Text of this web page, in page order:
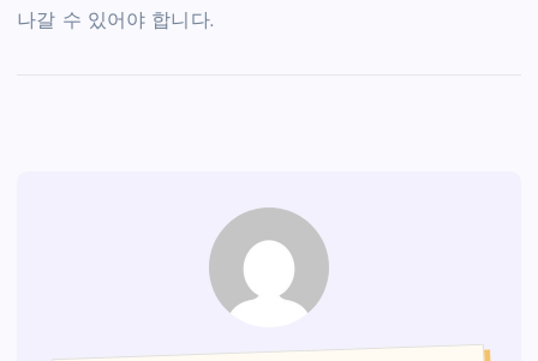
나갈 수 있어야 합니다.